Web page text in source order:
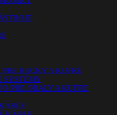
RACKY A KUFRE
SYSTÉMY
PRE OBALY A KUFRE